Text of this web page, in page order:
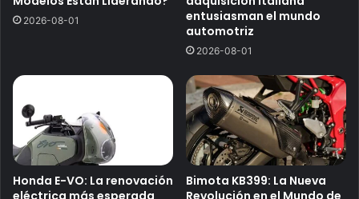
2026-08-01
entusiasman el mundo
automotriz
2026-08-01
Honda E-VO: La renovación
eléctrica más esperada
Bimota KB399: La Nueva
Revolución en el Mundo de